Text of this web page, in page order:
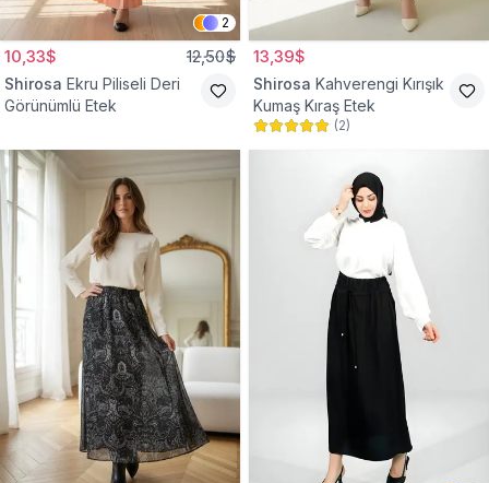
2
10,33$ 12,50$
Shirosa Ekru Piliseli Deri
Görünümlü Etek
13,39$
Shirosa Kahverengi Kırışık
Kumaş Kıraş Etek
(2)